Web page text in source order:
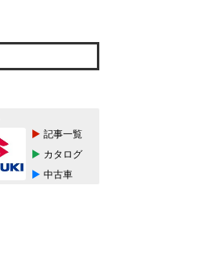
記事一覧
カタログ
中古車